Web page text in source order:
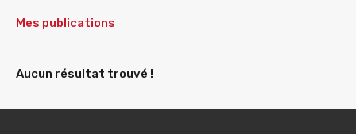
Mes publications
Aucun résultat trouvé !